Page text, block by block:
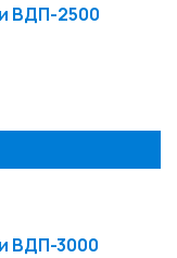
ВДП-2500
ВДП-3000